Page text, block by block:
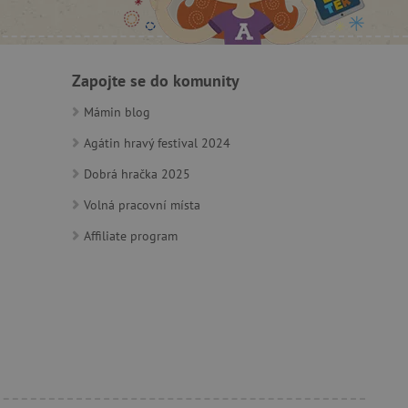
Zapojte se do komunity
Mámin blog
Agátin hravý festival 2024
Dobrá hračka 2025
Volná pracovní místa
Affiliate program
udržování proměnných
mezi lidmi a
stránek.
mezi lidmi a
bylo možné podávat
zajišťuje hledání na